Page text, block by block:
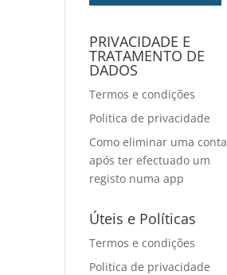
PRIVACIDADE E
TRATAMENTO DE
DADOS
Termos e condições
Politica de privacidade
Como eliminar uma conta
após ter efectuado um
registo numa app
Úteis e Políticas
Termos e condições
Politica de privacidade